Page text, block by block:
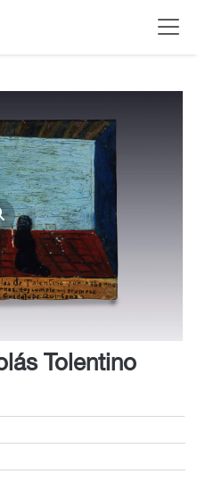
Tolentino